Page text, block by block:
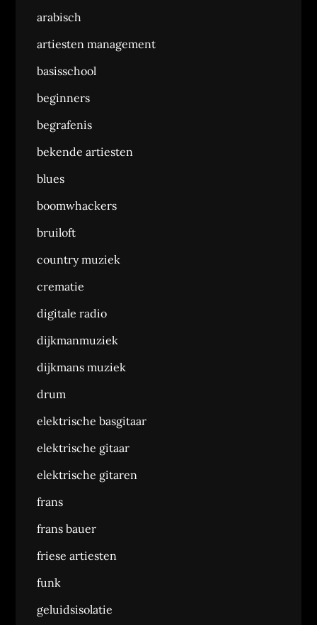
arabisch
artiesten management
basisschool
beginners
begrafenis
bekende artiesten
blues
boomwhackers
bruiloft
country muziek
crematie
digitale radio
dijkmanmuziek
dijkmans muziek
drum
elektrische basgitaar
elektrische gitaar
elektrische gitaren
frans
frans bauer
friese artiesten
funk
geluidsisolatie